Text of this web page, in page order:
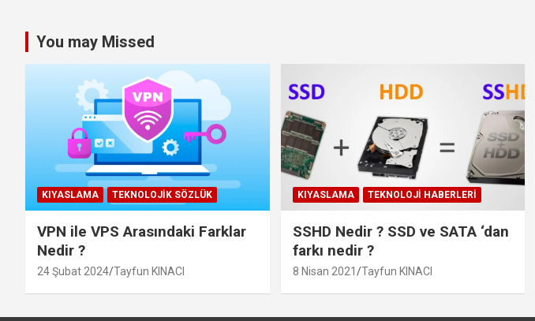
You may Missed
KIYASLAMA TEKNOLOJIK SÖZLÜK
VPN ile VPS Arasındaki Farklar
Nedir ?
24 Şubat 2024 Tayfun KINACI
KIYASLAMA TEKNOLOJI HABERLERI
SSHD Nedir ? SSD ve SATA ‘dan
farkı nedir ?
8 Nisan 2021 Tayfun KINACI